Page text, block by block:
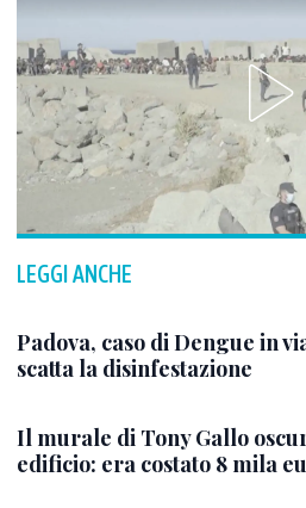
LEGGI ANCHE
Padova, caso di Dengue in
scatta la disinfestazione
Il murale di Tony Gallo
edificio: era costato 8 mila